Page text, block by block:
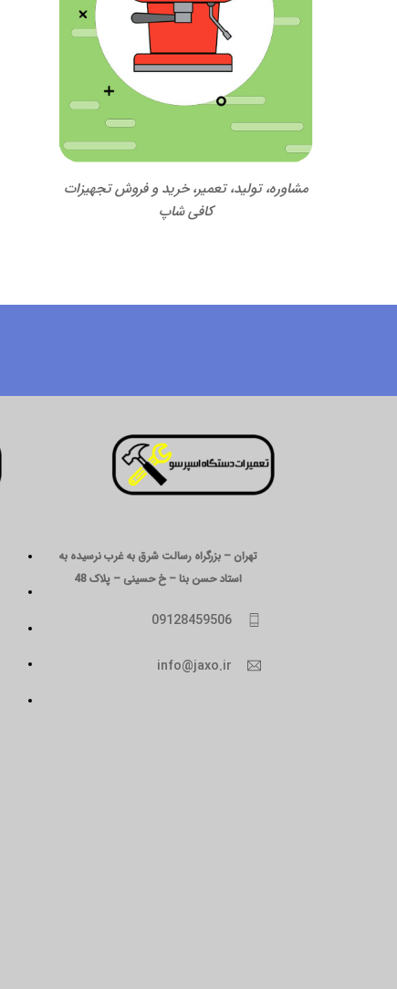
مشاوره، تولید، تعمیر، خرید و فروش تجهیزات
کافی شاپ
تهران – بزرگراه رسالت شرق به غرب نرسیده به
استاد حسن بنا – خ حسینی – پلاک 48
09128459506
info@jaxo.ir